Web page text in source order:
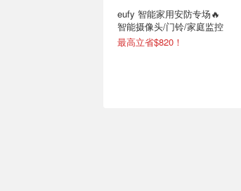
eufy 智能家用安防专场🔥
智能摄像头/门铃/家庭监控
最高立省$820！